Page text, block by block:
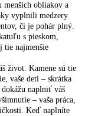
menších obliakov a
vyplnili medzery
či je pohár plný.
s pieskom,
tie najmenšie
život. Kamene sú tie
vaše deti – skrátka
naplniť váš
– vaša práca,
Keď naplníte